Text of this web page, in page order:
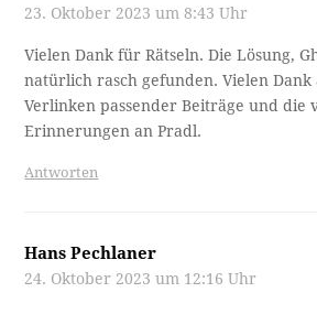
23. Oktober 2023 um 8:43 Uhr
Vielen Dank für Rätseln. Die Lösung,
natürlich rasch gefunden. Vielen Dank
Verlinken passender Beiträge und die
Erinnerungen an Pradl.
Antworten
Hans Pechlaner
24. Oktober 2023 um 12:16 Uhr